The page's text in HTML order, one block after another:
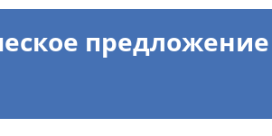
предложение